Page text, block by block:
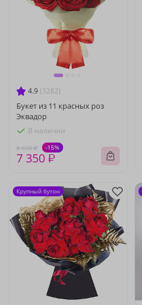
4.9 (3282)
Букет из 11 красных роз
Эквадор
В наличии
8 650 ₽ -15%
7 350 ₽
Крупный бутон